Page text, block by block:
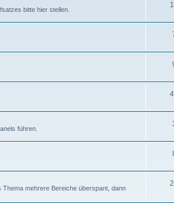
bitte hier stellen.
führen.
mehrere Bereiche überspant, dann